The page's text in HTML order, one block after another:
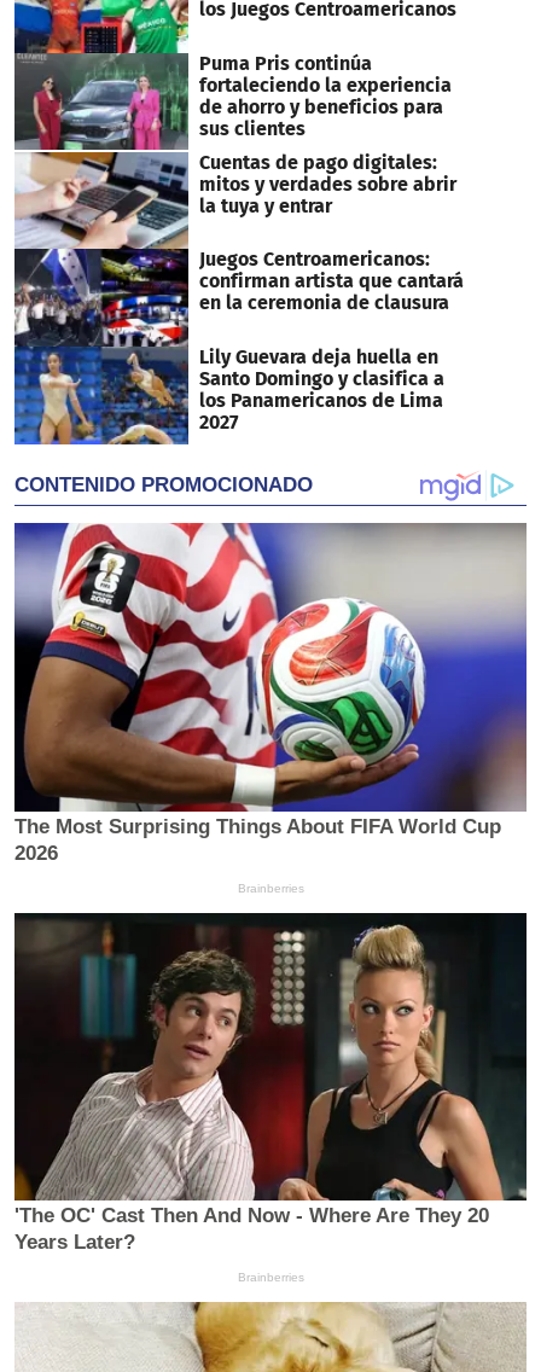
los Juegos Centroamericanos
Puma Pris continúa
fortaleciendo la experiencia
de ahorro y beneficios para
sus clientes
Cuentas de pago digitales:
mitos y verdades sobre abrir
la tuya y entrar
Juegos Centroamericanos:
confirman artista que cantará
en la ceremonia de clausura
Lily Guevara deja huella en
Santo Domingo y clasifica a
los Panamericanos de Lima
2027